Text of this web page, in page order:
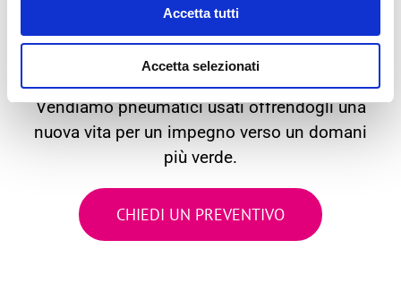
Accetta tutti
Accetta selezionati
IMPEGNO VERSO
LA SOSTENIBILITA’
Vendiamo pneumatici usati offrendogli una
nuova vita per un impegno verso un domani
più verde.
CHIEDI UN PREVENTIVO